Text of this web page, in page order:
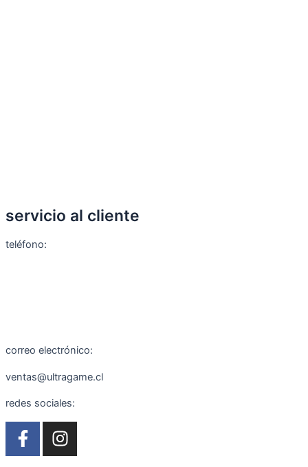
servicio al cliente
teléfono:
correo electrónico:
ventas@ultragame.cl
redes sociales:
F
a
I
n